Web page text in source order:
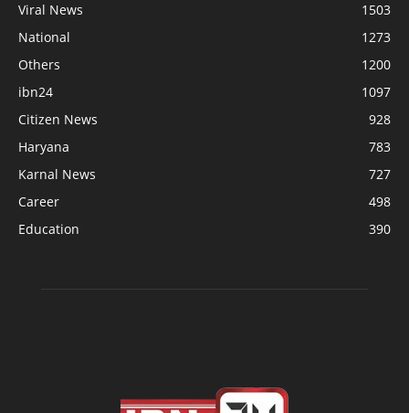
Viral News
1503
National
1273
Others
1200
ibn24
1097
Citizen News
928
Haryana
783
Karnal News
727
Career
498
Education
390